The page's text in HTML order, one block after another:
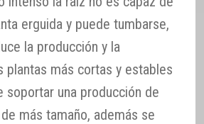
erguida y puede tumbarse,
la producción y la
plantas más cortas y estables
soportar una producción de
más tamaño, además se